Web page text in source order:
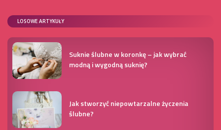
LOSOWE ARTYKUŁY
Suknie ślubne w koronkę – jak wybrać
modną i wygodną suknię?
Jak stworzyć niepowtarzalne życzenia
ślubne?